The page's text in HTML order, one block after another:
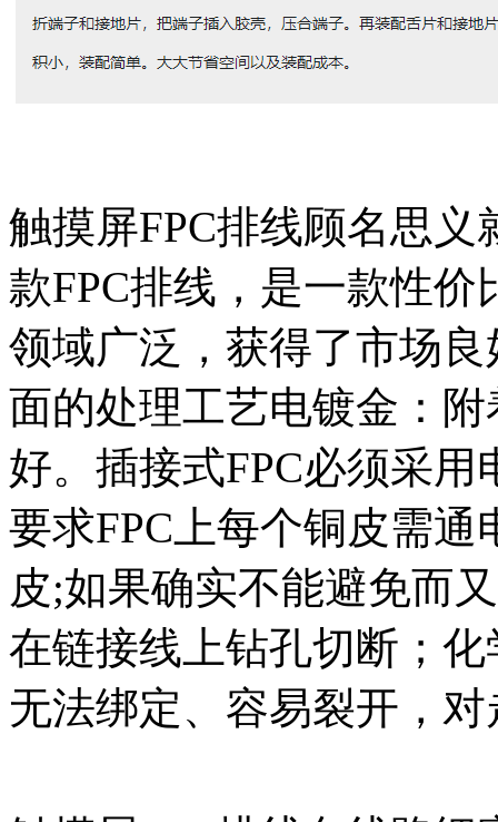
触摸屏FPC排线顾名思
款FPC排线，是一款性
领域广泛，获得了市场
面的处理工艺电镀金：
好。插接式FPC必须采
要求FPC上每个铜皮需
皮;如果确实不能避免而
在链接线上钻孔切断；
无法绑定、容易裂开，